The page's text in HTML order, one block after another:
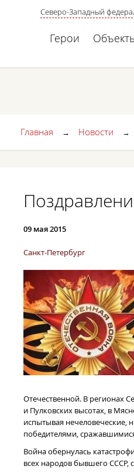
Северо-Западный
Герои
Главная → Новости →
09 мая 2015
Санкт-Петербург
Отечественной. В регионах
и Пулковских высотах, в
испытывая нечеловеческие,
победителями,
Война обернулась
всех народов бывшего СССР,